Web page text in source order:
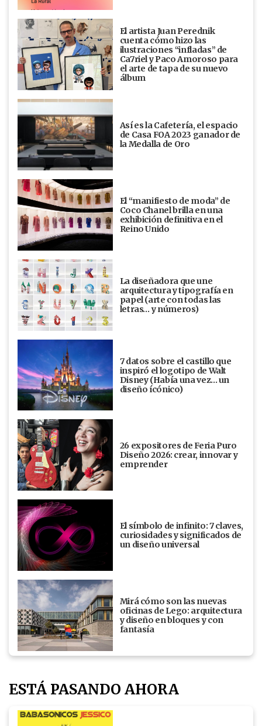
El artista Juan Perednik
cuenta cómo hizo las
ilustraciones “infladas” de
Ca7riel y Paco Amoroso para
el arte de tapa de su nuevo
álbum
Así es la Cafetería, el espacio
de Casa FOA 2023 ganador de
la Medalla de Oro
El “manifiesto de moda” de
Coco Chanel brilla en una
exhibición definitiva en el
Reino Unido
La diseñadora que une
arquitectura y tipografía en
papel (arte con todas las
letras… y números)
7 datos sobre el castillo que
inspiró el logotipo de Walt
Disney (Había una vez... un
diseño ícónico)
26 expositores de Feria Puro
Diseño 2026: crear, innovar y
emprender
El símbolo de infinito: 7 claves,
curiosidades y significados de
un diseño universal
Mirá cómo son las nuevas
oficinas de Lego: arquitectura
y diseño en bloques y con
fantasía
ESTÁ PASANDO AHORA